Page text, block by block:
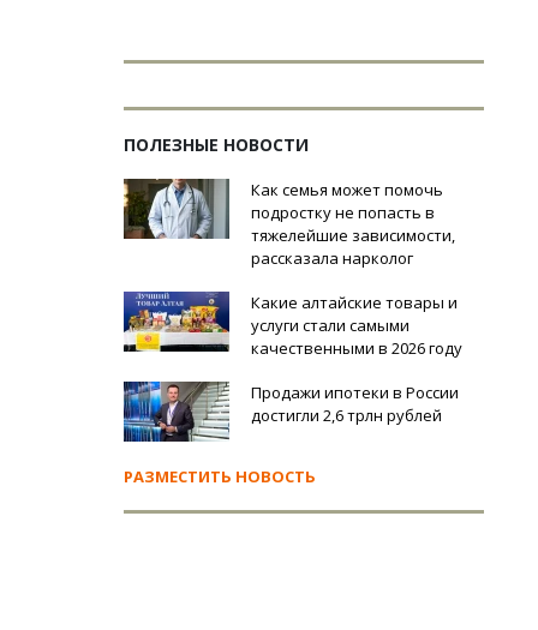
ПОЛЕЗНЫЕ НОВОСТИ
Как семья может помочь
подростку не попасть в
тяжелейшие зависимости,
рассказала нарколог
Какие алтайские товары и
услуги стали самыми
качественными в 2026 году
Продажи ипотеки в России
достигли 2,6 трлн рублей
РАЗМЕСТИТЬ НОВОСТЬ